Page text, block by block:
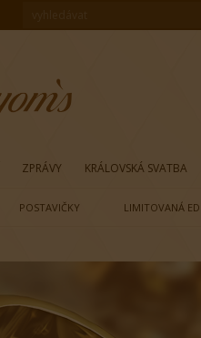
ZPRÁVY KRÁLOVSKÁ SVATBA
POSTAVIČKY LIMITOVANÁ